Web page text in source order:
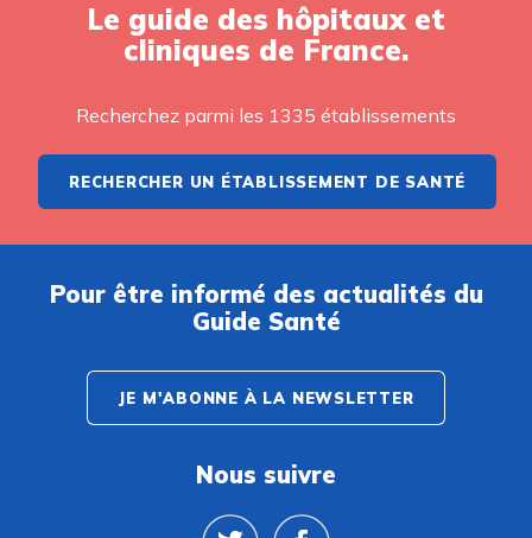
Le guide des hôpitaux et
cliniques de France.
Recherchez parmi les 1335 établissements
RECHERCHER UN ÉTABLISSEMENT DE SANTÉ
Pour être informé des actualités du
Guide Santé
JE M'ABONNE À LA NEWSLETTER
Nous suivre